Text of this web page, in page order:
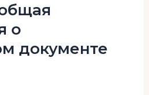
о
документе